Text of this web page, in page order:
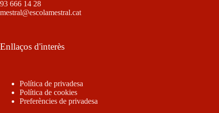
93 666 14 28
mestral@escolamestral.cat
Enllaços d'interès
Política de privadesa
Política de cookies
Preferències de privadesa